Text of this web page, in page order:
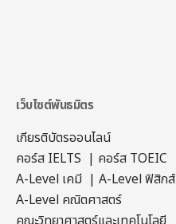
เว็บไซต์พันธมิตร
เกียรติบัตรออนไลน์
คอร์ส IELTS | คอร์ส TOEIC
A-Level เคมี | A-Level ฟิสิกส์
A-Level คณิตศาสตร์